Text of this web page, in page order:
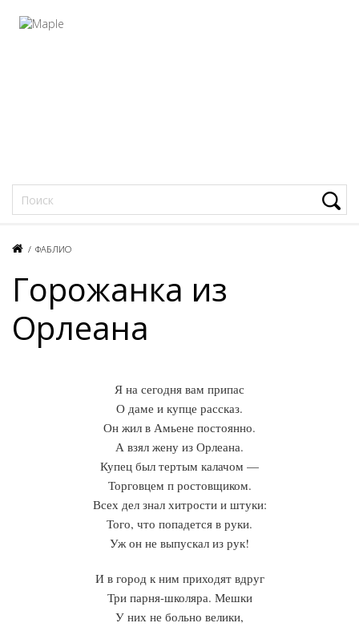
/ ФАБЛИО
Горожанка из
Орлеана
Я на сегодня вам припас
О даме и купце рассказ.
Он жил в Амьене постоянно.
А взял жену из Орлеана.
Купец был тертым калачом —
Торговцем п ростовщиком.
Всех дел знал хитрости и штуки:
Того, что попадется в руки.
Уж он не выпускал из рук!
И в город к ним приходят вдруг
Три парня-школяра. Мешки
У них не больно велики,